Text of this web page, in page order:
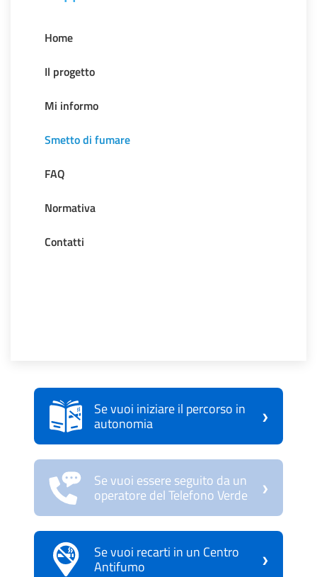
Home
Il progetto
Mi informo
Smetto di fumare
FAQ
Normativa
Contatti
Se vuoi iniziare il percorso in
autonomia ›
Se vuoi essere seguito da un
operatore del Telefono Verde ›
Se vuoi recarti in un Centro
Antifumo ›